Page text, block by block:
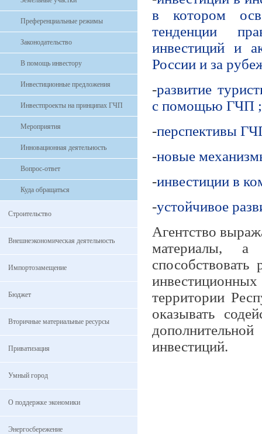
Преференциальные режимы
Законодательство
В помощь инвестору
Инвестиционные предложения
Инвестпроекты на принципах ГЧП
Мероприятия
Инновационная деятельность
Вопрос-ответ
Куда обращаться
Строительство
Внешнеэкономическая деятельность
Импортозамещение
Бюджет
Вторичные материальные ресурсы
Приватизация
Умный город
О поддержке экономики
Энергосбережение
в котором
тенденции
инвестиций и
России и за
-развитие
с помощью ГЧП ;
-перспективы
-новые
-инвестиции в
-устойчивое
Агентство
материалы, а
территории
оказывать
инвестиций.